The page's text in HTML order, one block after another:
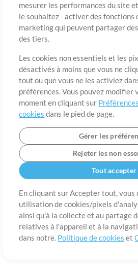
mesurer les performances du site
le souhaitez - activer des fonctions
marketing qui peuvent partager
des tiers.
Les cookies non essentiels et les
désactivés à moins que vous ne
tout ou que vous ne les activiez
préférences. Vous pouvez modifier
moment en cliquant sur
cookies dans le pied de page.
Gérer les
Rejeter les non
Tout accepter
En cliquant sur Accepter tout, vous
utilisation de cookies/pixels
ainsi qu'à la collecte et au partage
relatives à l'appareil et à la
dans notre. Politique de cookies et
S’inscrireMot de passe oublié?
matière de cookies
©2006-2026 par MultiTracks LLC.